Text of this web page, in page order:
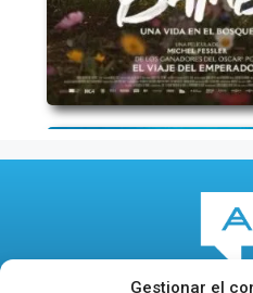
Gestionar el